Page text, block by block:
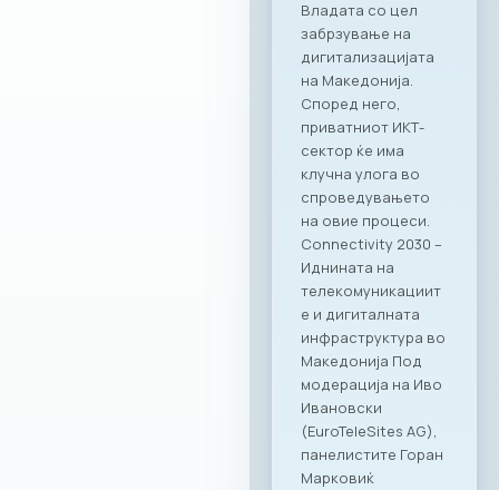
донесе нови
можности и
вистинска
додадена
вредност за
компаниите
членки. Како
патрон партнер, за
заедницата на
МАСИТ
подготвивме
специјална
програма со
ексклузивни
бенефити која ќе
биде достапна во
сите наши локации
– PARK by Ragusa,
RAGUSA 360, Ragusa
919 и Kinder PARK.
Нашата цел е да